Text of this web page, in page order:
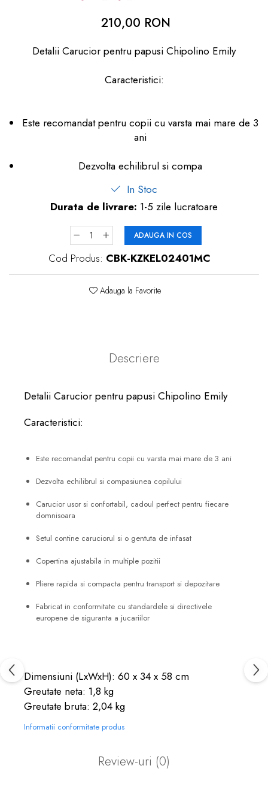
Produse îngrijire copii
Igiena copii
210,00 RON
Detalii Carucior pentru papusi Chipolino Emily
Caracteristici:
Este recomandat pentru copii cu varsta mai mare de 3
ani
Dezvolta echilibrul si compa
In Stoc
Durata de livrare: 1-5 zile lucratoare
ADAUGA IN COS
Cod Produs: CBK-KZKEL02401MC
Adauga la Favorite
Descriere
Detalii Carucior pentru papusi Chipolino Emily
Caracteristici:
Este recomandat pentru copii cu varsta mai mare de 3 ani
Dezvolta echilibrul si compasiunea copilului
Carucior usor si confortabil, cadoul perfect pentru fiecare
domnisoara
Setul contine caruciorul si o gentuta de infasat
Copertina ajustabila in multiple pozitii
Pliere rapida si compacta pentru transport si depozitare
Fabricat in conformitate cu standardele si directivele
europene de siguranta a jucariilor
Dimensiuni (LxWxH): 60 x 34 x 58 cm
Greutate neta: 1,8 kg
Greutate bruta: 2,04 kg
Informatii conformitate produs
Review-uri (0)